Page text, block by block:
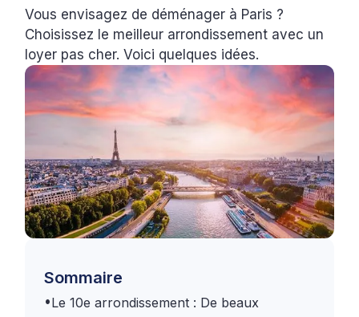
Vous envisagez de déménager à Paris ?
Choisissez le meilleur arrondissement avec un
loyer pas cher. Voici quelques idées.
Sommaire
•Le 10e arrondissement : De beaux